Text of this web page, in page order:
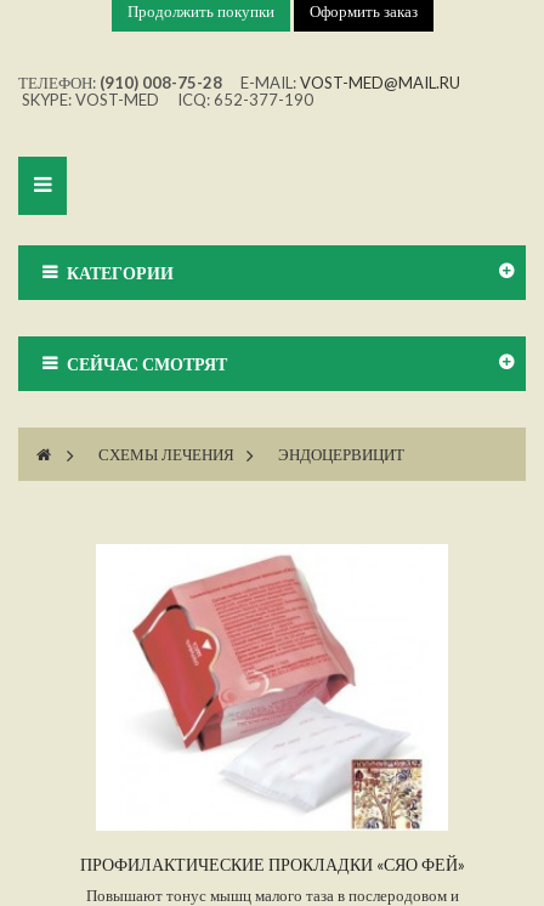
Продолжить покупки
Оформить заказ
ТЕЛЕФОН: (910) 008-75-28 E-MAIL:VOST-MED@MAIL.RU
SKYPE: VOST-MED ICQ: 652-377-190
Toggle
КАТЕГОРИИ
СЕЙЧАС СМОТРЯТ
> СХЕМЫ ЛЕЧЕНИЯ > ЭНДОЦЕРВИЦИТ
ПРОФИЛАКТИЧЕСКИЕ ПРОКЛАДКИ «СЯО ФЕЙ»
Повышают тонус мышц малого таза в послеродовом и